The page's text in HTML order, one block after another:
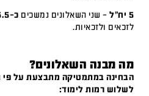
5 יח"ל – שני השאלונים נמשכים כ-5.5 שעות
לזכאים ולזכאיות.
מה מבנה השאלונים?
הבחינה במתמטיקה מתבצעת על פי
לשלוש רמות לימוד: